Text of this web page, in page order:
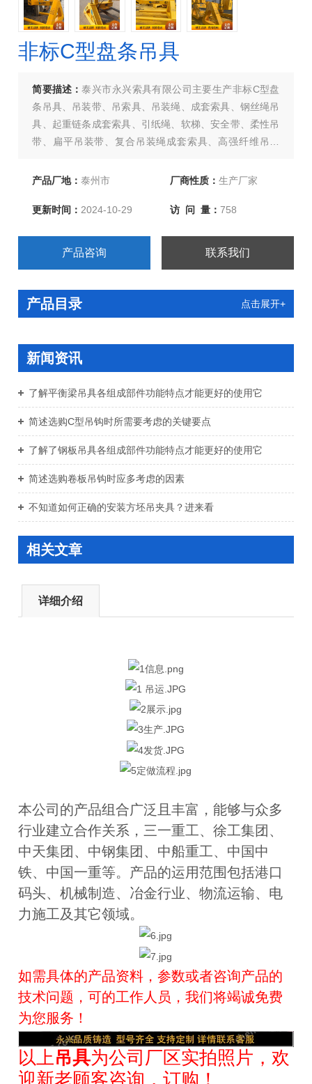
非标C型盘条吊具
简要描述：泰兴市永兴索具有限公司主要生产非标C型盘
条吊具、吊装带、吊索具、吊装绳、成套索具、钢丝绳吊
具、起重链条成套索具、引纸绳、软梯、安全带、柔性吊
带、扁平吊装带、复合吊装绳成套索具、高强纤维吊装
吊具、尼龙复合钢丝绳吊具、环形柔性吊带、两头扣柔性
品。欢迎新老客户洽谈订购！
产品厂地：泰州市 厂商性质： 生产厂家
更新时间：2024-10-29 访 问 量： 758
产品咨询 联系我们
产品目录 点击展开+
新闻资讯
了解平衡梁吊具各组成部件功能特点才能更好的使用它
简述选购C型吊钩时所需要考虑的关键要点
了解了钢板吊具各组成部件功能特点才能更好的使用它
简述选购卷板吊钩时应多考虑的因素
不知道如何正确的安装方坯吊夹具？进来看
相关文章
详细介绍
本公司的产品组合广泛且丰富，能够与众多
行业建立合作关系，三一重工、徐工集团、
中天集团、中钢集团、中船重工、中国中
铁、中国一重等。产品的运用范围包括港口
码头、机械制造、冶金行业、物流运输、电
力施工及其它领域。
如需具体的产品资料，参数或者咨询产品的
技术问题，可的工作人员，我们将竭诚免费
为您服务！
以上 吊具为公司厂区实拍照片，欢
迎新老顾客咨询，订购！